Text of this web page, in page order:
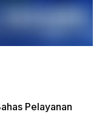
Pelayanan